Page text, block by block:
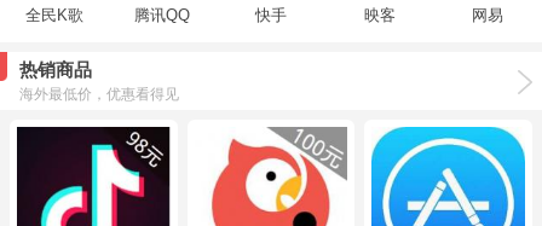
全民K歌 腾讯QQ 快手 映客 网易
热销商品
海外最低价，优惠看得见